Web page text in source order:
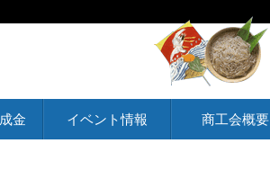
金 イベント情報 商工会概要